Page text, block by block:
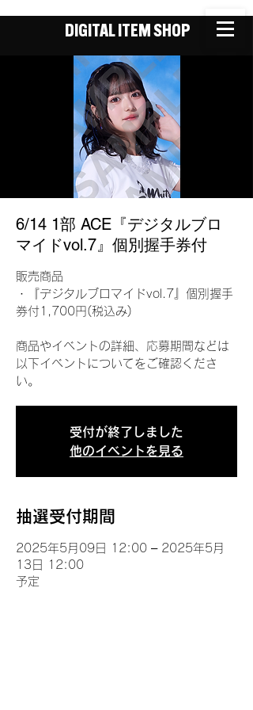
DIGITAL ITEM SHOP
6/14 1部 ACE『デジタルブロ
マイドvol.7』個別握手券付
販売商品
・『デジタルブロマイドvol.7』個別握手
券付1,700円(税込み)
商品やイベントの詳細、応募期間などは
以下イベントについてをご確認くださ
い。
受付が終了しました
他のイベントを見る
抽選受付期間
2025年5月09日 12:00 – 2025年5月
13日 12:00
予定